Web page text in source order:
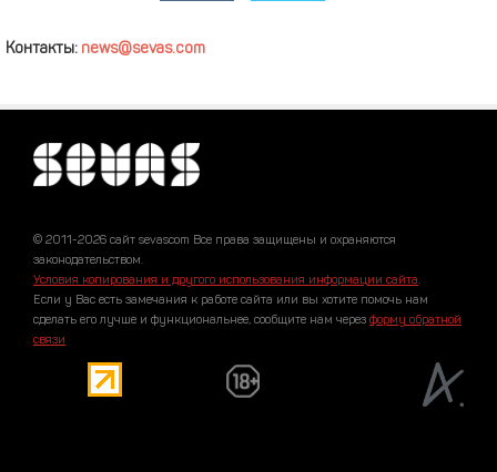
Контакты: news@sevas.com
© 2011-2026 сайт sevascom Все права защищены и охраняются
законодательством.
Условия копирования и другого использования информации сайта.
Если у Вас есть замечания к работе сайта или вы хотите помочь нам
сделать его лучше и функциональнее, сообщите нам через форму обратной
связи